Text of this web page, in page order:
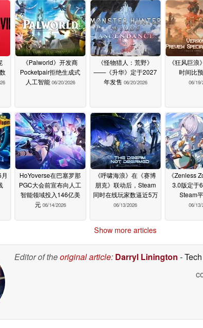
《Palworld》开发商
Pocketpair拒绝生成式
人工智能 06/20/2026
《怪物猎人：荒野》
——《升华》定于2027
年发售 06/20/2026
《狂风巨
时间比
06/19/
HoYoverse在巴塞罗那
PGC大会前宣布向人工
智能领域投入146亿美
元 06/14/2026
《呼啸海浪》在《赛博
朋克》联动后，Steam
同时在线玩家数逼近5万
06/13/2026
《Zenless
3.0版定于
Steam
06/13/
Show more articles
Editor of theoriginal article: Darryl Linington -